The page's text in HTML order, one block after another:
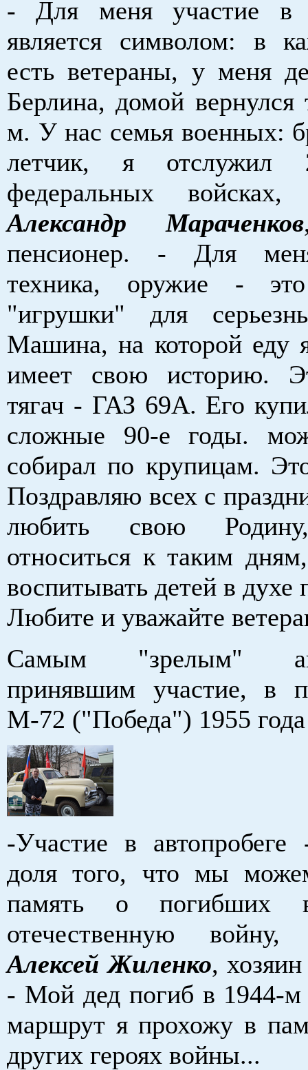
- Для меня участие в
является символом: в
есть ветераны, у меня
Берлина, домой вернулся
м. У нас семья военных:
летчик, я
федеральных
Александр Мараченков
пенсионер. - Для
техника, оружие - это
"игрушки" для
Машина, на которой еду
имеет свою историю.
тягач - ГАЗ 69А. Его
сложные 90-е годы.
собирал по крупицам.
Поздравляю всех с
любить свою
относиться к таким
воспитывать детей в духе
Любите и уважайте
Самым "зрелым"
принявшим участие, в
М-72 ("Победа") 1955
-Участие в
доля того, что мы
память о погибших
отечественную
Алексей Жиленко,
- Мой дед погиб в 1944-м
маршрут я прохожу в
других героях войны...